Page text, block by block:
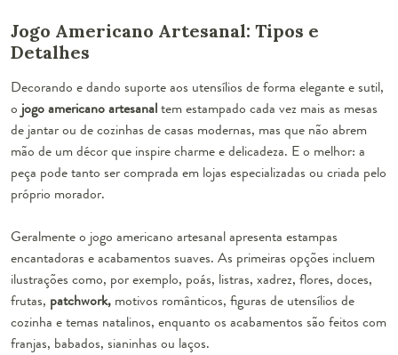
Jogo Americano Artesanal: Tipos e
Detalhes
Decorando e dando suporte aos utensílios de forma elegante e sutil,
o jogo americano artesanaltem estampado cada vez mais as mesas
de jantar ou de cozinhas de casas modernas, mas que não abrem
mão de um décor que inspire charme e delicadeza. E o melhor: a
peça pode tanto ser comprada em lojas especializadas ou criada pelo
próprio morador.
Geralmente o jogo americano artesanal apresenta estampas
encantadoras e acabamentos suaves. As primeiras opções incluem
ilustrações como, por exemplo, poás, listras, xadrez, flores, doces,
frutas, patchwork, motivos românticos, figuras de utensílios de
cozinha e temas natalinos, enquanto os acabamentos são feitos com
franjas, babados, sianinhas ou laços.